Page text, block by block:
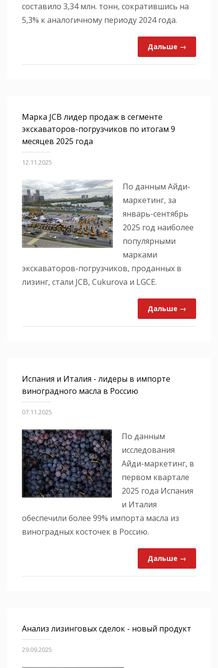
составило 3,34 млн. тонн, сократившись на
5,3% к аналогичному периоду 2024 года.
Дальше →
Марка JCB лидер продаж в сегменте
экскаваторов-погрузчиков по итогам 9
месяцев 2025 года
12.11.2025
По данным Айди-
маркетинг, за
январь-сентябрь
2025 год наиболее
популярными
марками
экскаваторов-погрузчиков, проданных в
лизинг, стали JCB, Cukurova и LGCE.
Дальше →
Испания и Италия - лидеры в импорте
виноградного масла в Россию
07.11.2025
По данным
исследования
Айди-маркетинг, в
первом квартале
2025 года Испания
и Италия
обеспечили более 99% импорта масла из
виноградных косточек в Россию.
Дальше →
Анализ лизинговых сделок - новый продукт
29.09.2025